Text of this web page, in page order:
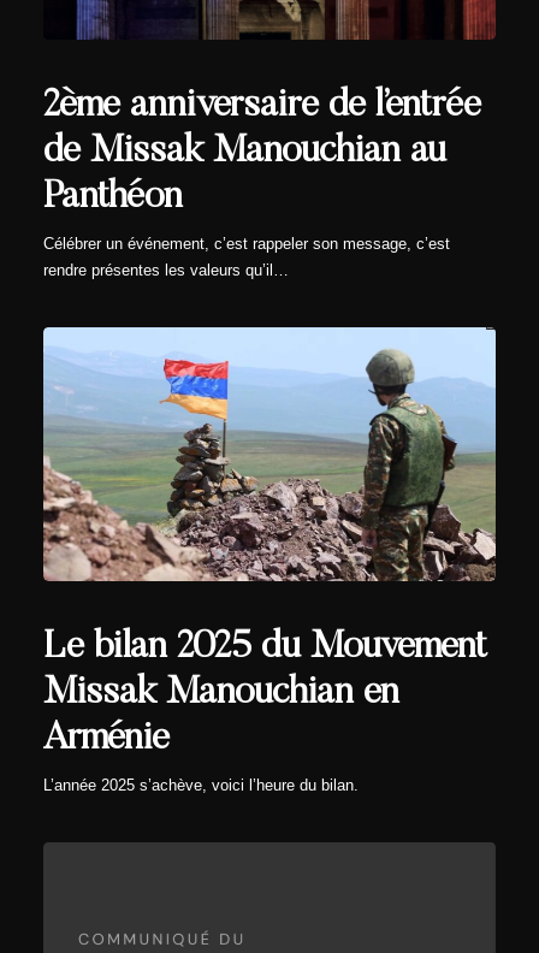
2ème anniversaire de l’entrée
de Missak Manouchian au
Panthéon
Célébrer un événement, c’est rappeler son message, c’est
rendre présentes les valeurs qu’il…
Le bilan 2025 du Mouvement
Missak Manouchian en
Arménie
L’année 2025 s’achève, voici l’heure du bilan.